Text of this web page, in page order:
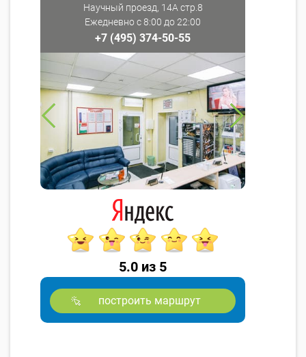
Научный проезд, 14А стр.8
Ежедневно с 8:00 до 22:00
+7 (495) 374-50-55
5.0 из 5
построить маршрут